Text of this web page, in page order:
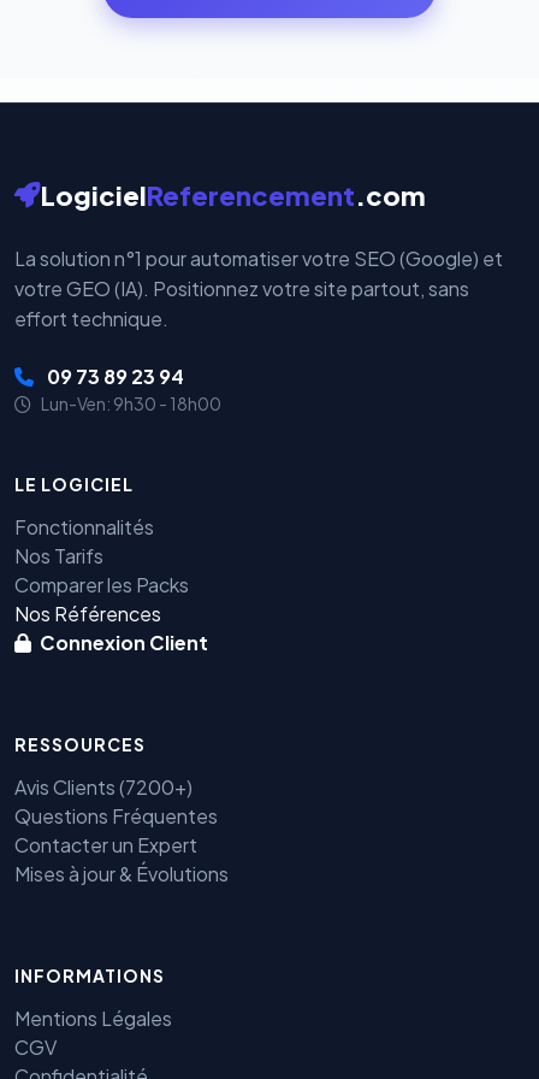
par nos serveurs — elles sont gérées directement et
LogicielReferencement.com
La solution n°1 pour automatiser votre SEO (Google) et
votre GEO (IA). Positionnez votre site partout, sans
effort technique.
09 73 89 23 94
Lun-Ven: 9h30 - 18h00
LE LOGICIEL
Fonctionnalités
Nos Tarifs
Comparer les Packs
Nos Références
Connexion Client
RESSOURCES
Avis Clients (7200+)
Questions Fréquentes
Contacter un Expert
Mises à jour & Évolutions
INFORMATIONS
Mentions Légales
CGV